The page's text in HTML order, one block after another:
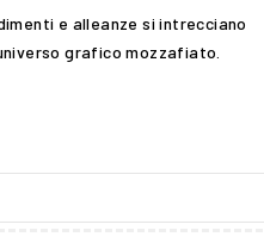
e alleanze si intrecciano
grafico mozzafiato.